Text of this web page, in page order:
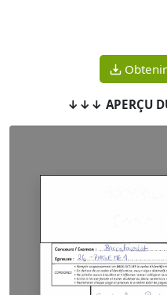
↓↓↓ APERÇU